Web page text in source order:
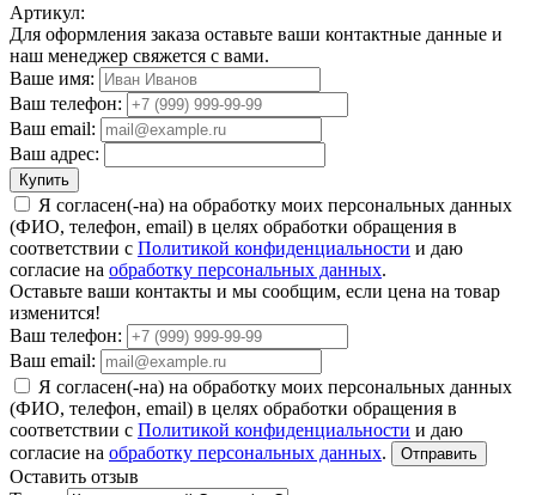
Артикул:
Для оформления заказа оставьте ваши контактные данные и
наш менеджер свяжется с вами.
Ваше имя:
Ваш телефон:
Ваш email:
Ваш адрес:
Купить
Я согласен(-на) на обработку моих персональных данных
(ФИО, телефон, email) в целях обработки обращения в
соответствии с Политикой конфиденциальности и даю
согласие на обработку персональных данных.
Оставьте ваши контакты и мы сообщим, если цена на товар
изменится!
Ваш телефон:
Ваш email:
Я согласен(-на) на обработку моих персональных данных
(ФИО, телефон, email) в целях обработки обращения в
соответствии с Политикой конфиденциальности и даю
согласие на обработку персональных данных. Отправить
Оставить отзыв